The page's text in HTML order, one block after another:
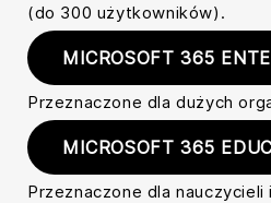
(do 300 użytkowników).
MICROSOFT 365
Przeznaczone dla dużych
MICROSOFT 365
Przeznaczone dla nauczycieli